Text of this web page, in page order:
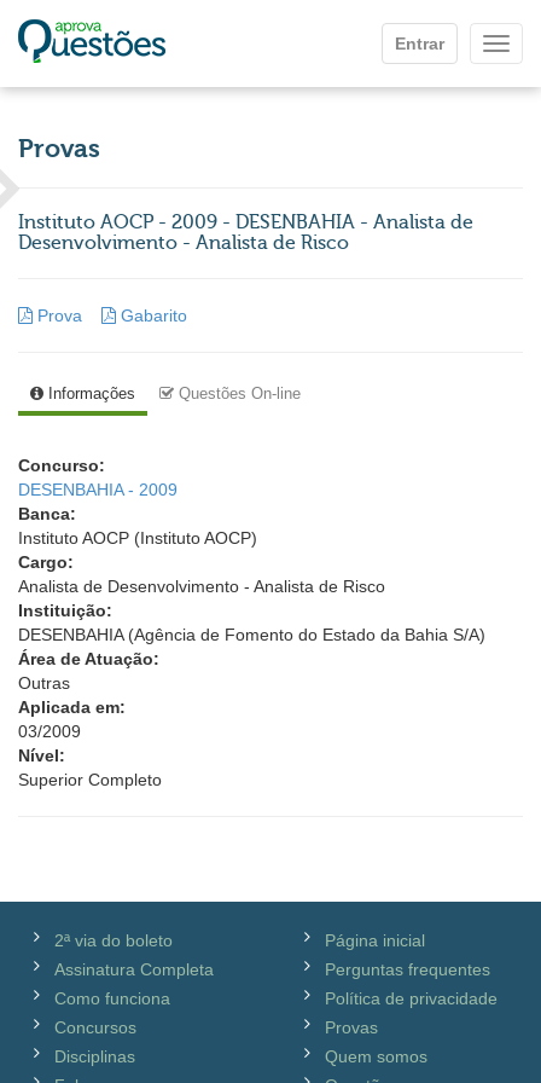
Entrar
Provas
Instituto AOCP - 2009 - DESENBAHIA - Analista de
Desenvolvimento - Analista de Risco
Prova Gabarito
Informações Questões On-line
Concurso:
DESENBAHIA - 2009
Banca:
Instituto AOCP (Instituto AOCP)
Cargo:
Analista de Desenvolvimento - Analista de Risco
Instituição:
DESENBAHIA (Agência de Fomento do Estado da Bahia S/A)
Área de Atuação:
Outras
Aplicada em:
03/2009
Nível:
Superior Completo
2ª via do boleto
Assinatura Completa
Como funciona
Concursos
Disciplinas
Página inicial
Perguntas frequentes
Política de privacidade
Provas
Quem somos